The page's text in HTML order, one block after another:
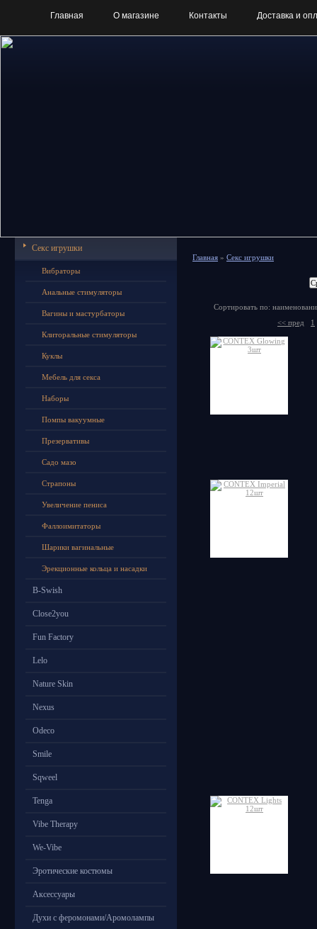
Главная О магазине Контакты Доставка и
Секс игрушки
Вибраторы
Анальные стимуляторы
Вагины и мастурбаторы
Клиторальные стимуляторы
Куклы
Мебель для секса
Наборы
Помпы вакуумные
Презервативы
Садо мазо
Страпоны
Увеличение пениса
Фаллоимитаторы
Шарики вагинальные
Эрекционные кольца и насадки
B-Swish
Close2you
Fun Factory
Lelo
Nature Skin
Nexus
Odeco
Smile
Sqweel
Tenga
Vibe Therapy
We-Vibe
Эротические костюмы
Аксессуары
Духи с феромонами/Аромолампы
Главная » Секс игрушки
Сортировать по:
<< пред
1